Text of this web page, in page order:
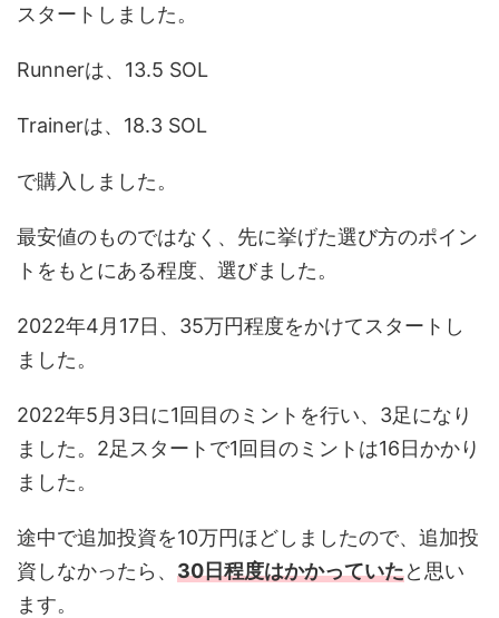
スタートしました。
Runnerは、13.5 SOL
Trainerは、18.3 SOL
で購入しました。
最安値のものではなく、先に挙げた選び方のポイン
トをもとにある程度、選びました。
2022年4月17日、35万円程度をかけてスタートし
ました。
2022年5月3日に1回目のミントを行い、3足になり
ました。2足スタートで1回目のミントは16日かかり
ました。
途中で追加投資を10万円ほどしましたので、追加投
資しなかったら、 30日程度はかかっていたと思い
ます。